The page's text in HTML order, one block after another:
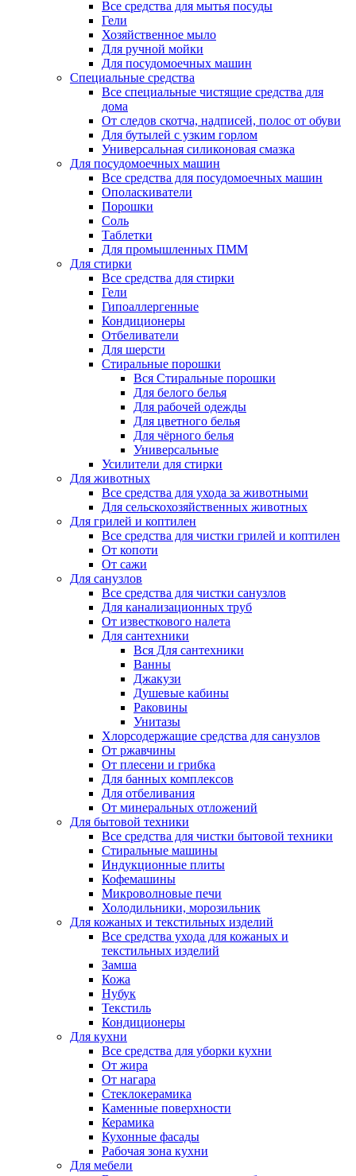
Все средства для мытья посуды
Гели
Хозяйственное мыло
Для ручной мойки
Для посудомоечных машин
Специальные средства
Все специальные чистящие средства для
дома
От следов скотча, надписей, полос от обуви
Для бутылей с узким горлом
Универсальная силиконовая смазка
Для посудомоечных машин
Все средства для посудомоечных машин
Ополаскиватели
Порошки
Соль
Таблетки
Для промышленных ПММ
Для стирки
Все средства для стирки
Гели
Гипоаллергенные
Кондиционеры
Отбеливатели
Для шерсти
Стиральные порошки
Вся Стиральные порошки
Для белого белья
Для рабочей одежды
Для цветного белья
Для чёрного белья
Универсальные
Усилители для стирки
Для животных
Все средства для ухода за животными
Для сельскохозяйственных животных
Для грилей и коптилен
Все средства для чистки грилей и коптилен
От копоти
От сажи
Для санузлов
Все средства для чистки санузлов
Для канализационных труб
От известкового налета
Для сантехники
Вся Для сантехники
Ванны
Джакузи
Душевые кабины
Раковины
Унитазы
Хлорсодержащие средства для санузлов
От ржавчины
От плесени и грибка
Для банных комплексов
Для отбеливания
От минеральных отложений
Для бытовой техники
Все средства для чистки бытовой техники
Стиральные машины
Индукционные плиты
Кофемашины
Микроволновые печи
Холодильники, морозильник
Для кожаных и текстильных изделий
Все средства ухода для кожаных и
текстильных изделий
Замша
Кожа
Нубук
Текстиль
Кондиционеры
Для кухни
Все средства для уборки кухни
От жира
От нагара
Стеклокерамика
Каменные поверхности
Керамика
Кухонные фасады
Рабочая зона кухни
Для мебели